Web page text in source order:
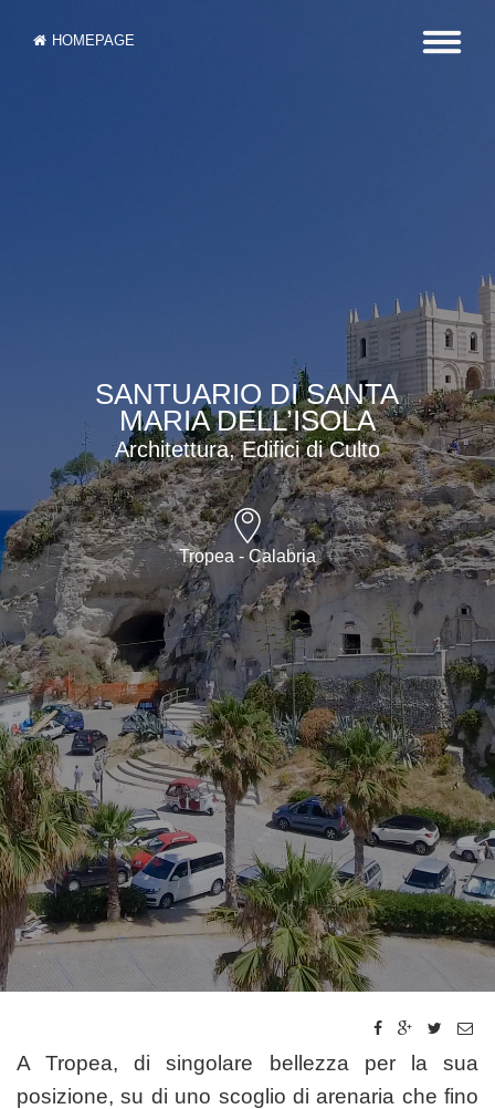
HOMEPAGE
SANTUARIO DI SANTA
MARIA DELL’ISOLA
Architettura, Edifici di Culto
Tropea - Calabria
A Tropea, di singolare bellezza per la sua
posizione, su di uno scoglio di arenaria che fino